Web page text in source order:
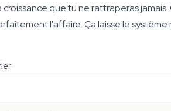
que tu ne rattraperas
l'affaire. Ça laisse le